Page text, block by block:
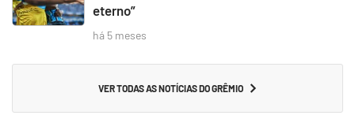
eterno”
há 5 meses
VER TODAS AS NOTÍCIAS DO GRÊMIO